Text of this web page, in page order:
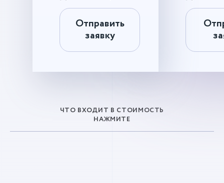
Отправить
заявку
ЧТО ВХОДИТ В СТОИМОСТЬ
НАЖМИТЕ